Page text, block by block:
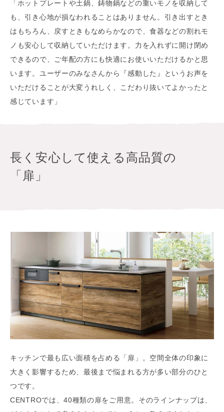
「ホットプレートや土鍋、鋳物鍋などの重いモノを収納して
も、引き心地が損なわれることはありません。引き出すとき
はもちろん、戻すときもなめらかなので、食器などの割れモ
ノも安心して収納していただけます。力を入れずに開け閉め
できるので、ご年配の方にも快適にお使いいただけるかと思
います。ユーザーのみなさんから『感動した』というお声を
いただけることが大変うれしく、こだわり抜いてよかったと
感じています」
長く安心して使える高品質の
「扉」
キッチンで最も広い面積を占める「扉」。空間全体の印象に
大きく影響するため、最後まで悩まれる方が多い部分のひと
つです。
CENTROでは、40種類の扉をご用意。そのラインナップは、